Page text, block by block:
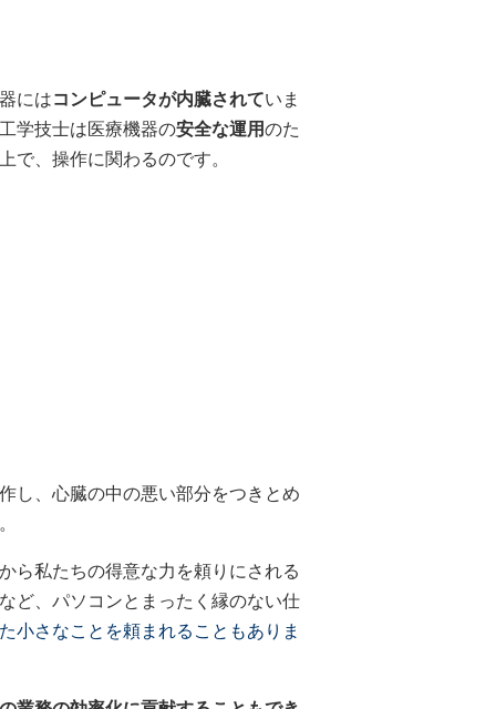
にはコンピュータが内臓されていま
学技士は医療機器の安全な運用のた
で、操作に関わるのです。
し、心臓の中の悪い部分をつきとめ
ら私たちの得意な力を頼りにされる
ど、パソコンとまったく縁のない仕
小さなことを頼まれることもありま